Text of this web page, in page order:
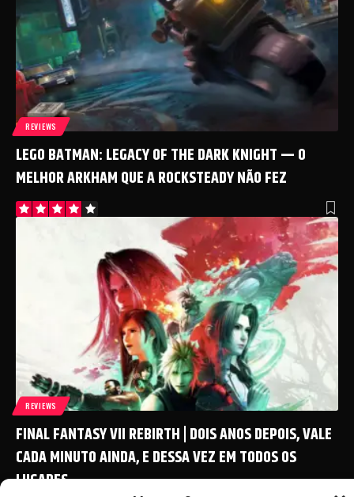
REVIEWS
LEGO BATMAN: LEGACY OF THE DARK KNIGHT — O
MELHOR ARKHAM QUE A ROCKSTEADY NÃO FEZ
REVIEWS
FINAL FANTASY VII REBIRTH | DOIS ANOS DEPOIS, VALE
CADA MINUTO AINDA, E DESSA VEZ EM TODOS OS
LUGARES